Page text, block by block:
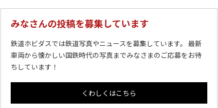
みなさんの投稿を募集しています
鉄道ホビダスでは鉄道写真やニュースを募集しています。 最新
車両から懐かしい国鉄時代の写真までみなさまのご応募をお待
ちしています！
くわしくはこちら